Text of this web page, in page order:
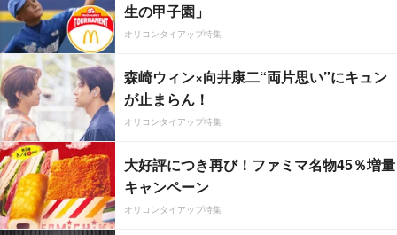
生の甲子園」
オリコンタイアップ特集
森崎ウィン×向井康二“両片思い”にキュン
が止まらん！
オリコンタイアップ特集
大好評につき再び！ファミマ名物45％増量
キャンペーン
オリコンタイアップ特集